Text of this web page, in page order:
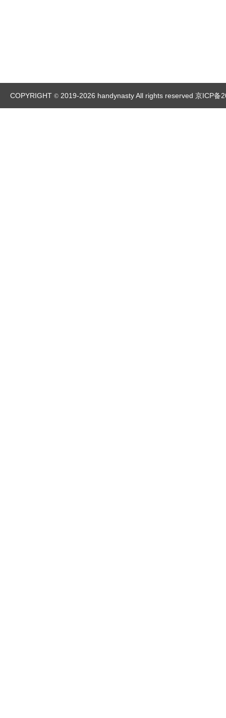
COPYRIGHT © 2019-2026 handynasty All rights reserved 京ICP备